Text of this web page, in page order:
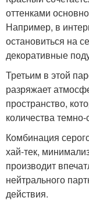
оттенками
Например, в
остановиться на
декоративные
Третьим в этой
разряжает
пространство,
количества темно-
Комбинация
хай-тек,
производит
нейтрального
действия.